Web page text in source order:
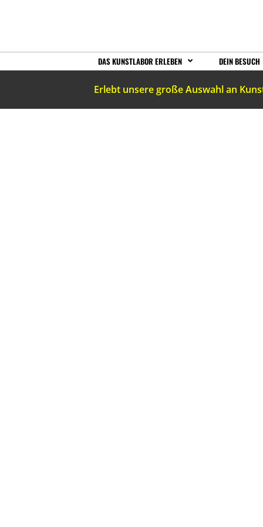
DAS KUNSTLABOR ERLEBEN DEIN BESUCH
Erlebt unsere große Auswahl an